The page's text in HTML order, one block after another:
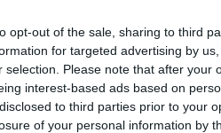
opt-out of the sale, sharing to third
for targeted advertising by
selection. Please note that after your
interest-based ads based on
to third parties prior to your
of your personal information by